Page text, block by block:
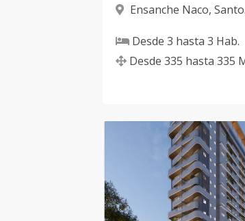
Ensanche Naco, Santo
Desde 3 hasta 3 Hab.
Desde 335 hasta 335